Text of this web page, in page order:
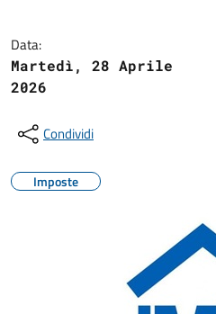
Data:
Martedì, 28 Aprile
2026
Condividi
Imposte